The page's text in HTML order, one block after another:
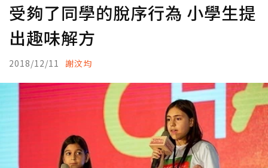
受夠了同學的脫序行為 小學生提
出趣味解方
2018/12/11 謝汶均